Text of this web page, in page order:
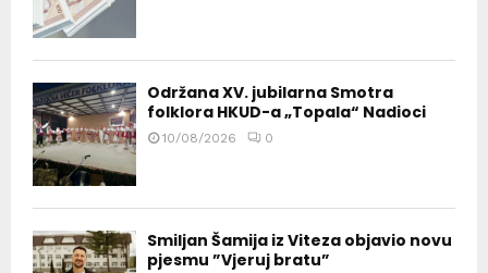
Održana XV. jubilarna Smotra
folklora HKUD-a „Topala“ Nadioci
10/08/2026 0
Smiljan Šamija iz Viteza objavio novu
pjesmu ”Vjeruj bratu”